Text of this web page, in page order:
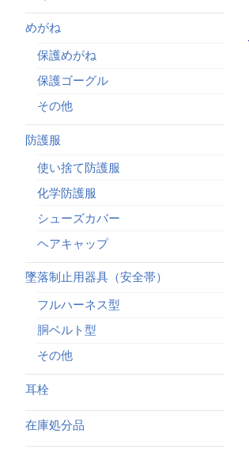
めがね
保護めがね
保護ゴーグル
その他
防護服
使い捨て防護服
化学防護服
シューズカバー
ヘアキャップ
墜落制止用器具（安全帯）
フルハーネス型
胴ベルト型
その他
耳栓
在庫処分品